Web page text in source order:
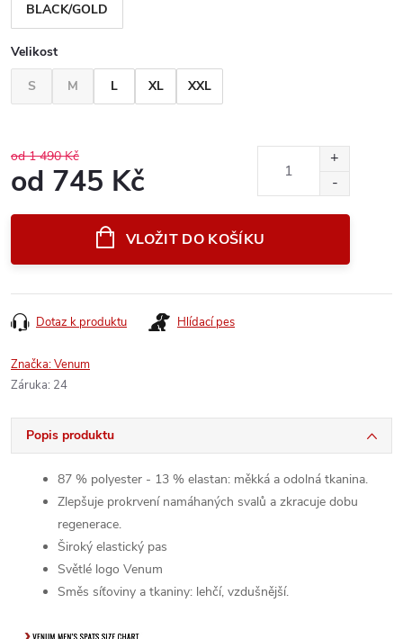
BLACK/GOLD
Velikost
S
M L XL XXL
od 1 490 Kč
od 745 Kč
VLOŽIT DO KOŠÍKU
Dotaz k produktu Hlídací pes
Značka:Venum
Záruka: 24
Popis produktu
87 % polyester - 13 % elastan: měkká a odolná tkanina.
Zlepšuje prokrvení namáhaných svalů a zkracuje dobu
regenerace.
Široký elastický pas
Světlé logo Venum
Směs síťoviny a tkaniny: lehčí, vzdušnější.